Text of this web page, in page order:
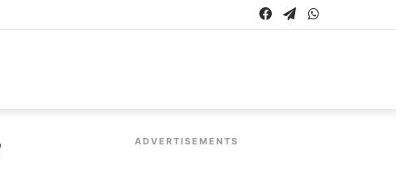
Telegram
Facebook
ADVERTISEMENTS